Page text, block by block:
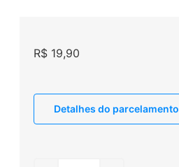
R$19,90
Detalhes do parcelamento